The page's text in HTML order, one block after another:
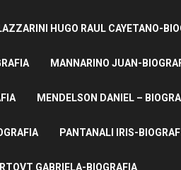
HUGO RAUL CAYETANO-
MANNARINO JUAN-
MENDELSON DANIEL –
PANTANALI IRIS-
GABRIELA-BIOGRAFIA